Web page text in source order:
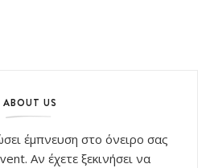
ABOUT US
έμπνευση στο όνειρο σας
Αν έχετε ξεκινήσει να